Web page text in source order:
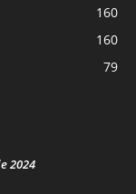
160
160
79
2024